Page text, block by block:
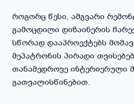
როგორც წესი, ამგვარი
გამოცდილი დიზაინერის
სწორად დააპროექტებს
მეპატრონის პირადი
თანამედროვე ინტერიერული
გათვალისწინებით.